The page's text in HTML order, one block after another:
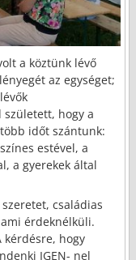
a köztünk lévő
az egységet;
született, hogy a
időt szántunk:
estével, a
a gyerekek által
családias
érdeknélküli.
kérdésre, hogy
IGEN- nel